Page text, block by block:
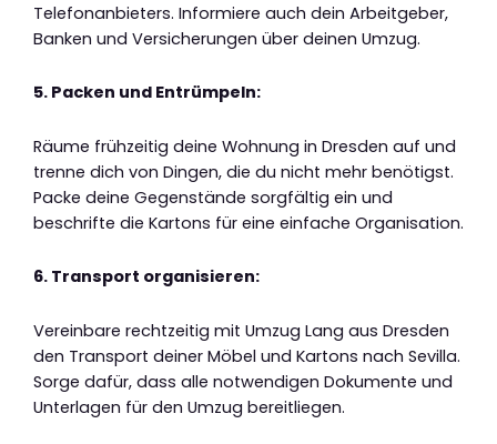
Telefonanbieters. Informiere auch dein Arbeitgeber,
Banken und Versicherungen über deinen Umzug.
5. Packen und Entrümpeln:
Räume frühzeitig deine Wohnung in Dresden auf und
trenne dich von Dingen, die du nicht mehr benötigst.
Packe deine Gegenstände sorgfältig ein und
beschrifte die Kartons für eine einfache Organisation.
6. Transport organisieren:
Vereinbare rechtzeitig mit Umzug Lang aus Dresden
den Transport deiner Möbel und Kartons nach Sevilla.
Sorge dafür, dass alle notwendigen Dokumente und
Unterlagen für den Umzug bereitliegen.